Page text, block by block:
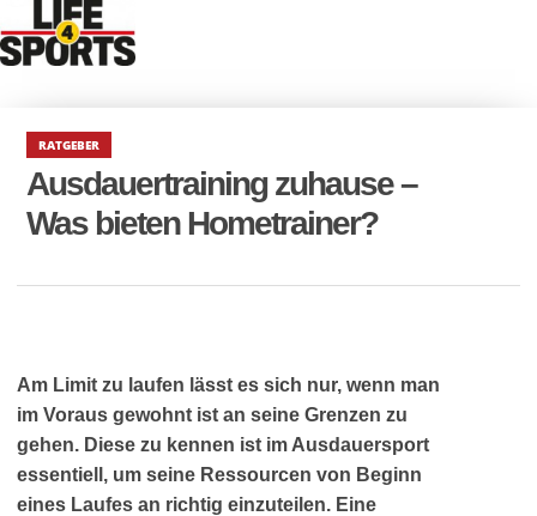
RATGEBER
Ausdauertraining zuhause –
Was bieten Hometrainer?
Am Limit zu laufen lässt es sich nur, wenn man
im Voraus gewohnt ist an seine Grenzen zu
gehen. Diese zu kennen ist im Ausdauersport
essentiell, um seine Ressourcen von Beginn
eines Laufes an richtig einzuteilen. Eine